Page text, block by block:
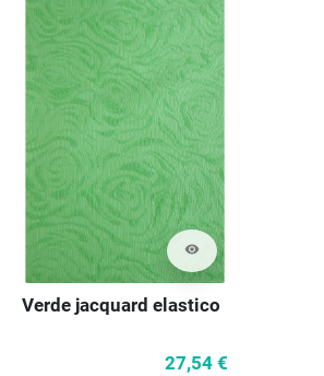
visibility
Verde jacquard elastico
27,54 €